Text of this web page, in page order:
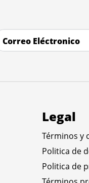
Legal
Términos y
Politica de
Politica de